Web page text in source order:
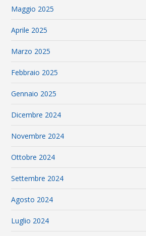
Maggio 2025
Aprile 2025
Marzo 2025
Febbraio 2025
Gennaio 2025
Dicembre 2024
Novembre 2024
Ottobre 2024
Settembre 2024
Agosto 2024
Luglio 2024